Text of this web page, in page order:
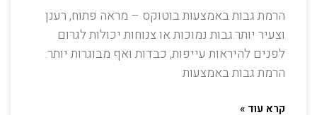
הרמת גבות באמצעות בוטוקס – מראה פתוח, רענן
וצעיר יותר.גבות נמוכות או צנוחות יכולות לגרום
לפנים להיראות עייפות, כבדות ואף מבוגרות יותר.
הרמת גבות באמצעות
קרא עוד »